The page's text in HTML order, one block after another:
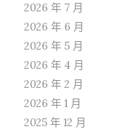
2026 年 7 月
2026 年 6 月
2026 年 5 月
2026 年 4 月
2026 年 2 月
2026 年 1 月
2025 年 12 月